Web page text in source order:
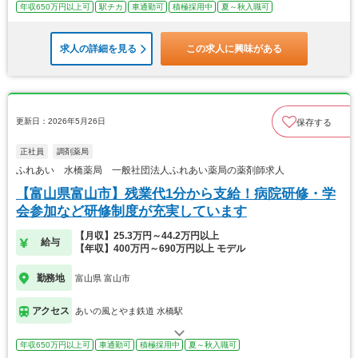
年収650万円以上可 駅チカ 車通勤可 積極採用中 夏～秋入職可
求人の詳細を見る この求人に興味がある
更新日：2026年5月26日 保存する
正社員 調剤薬局
ふれあい 水橋薬局 一般社団法人ふれあい薬局の薬剤師求人
【富山県富山市】残業代1分から支給！病院研修・学
会参加など研修制度が充実しています
給与
【月収】25.3万円～44.2万円以上
【年収】400万円～690万円以上 モデル
勤務地 富山県 富山市
アクセス あいの風とやま鉄道 水橋駅
年収650万円以上可 車通勤可 積極採用中 夏～秋入職可